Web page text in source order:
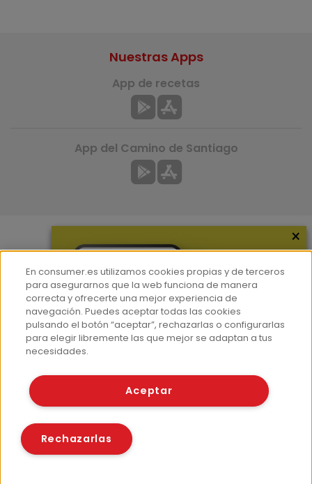
Más información
¿Quiénes somos?
Hemeroteca
Contacto
Prensa
Nuestras Apps
App de recetas
App del Camino de Santiago
© Fundación EROSKI
Aviso legal
Políticas de cookies
×
En consumer.es utilizamos cookies propias y de terceros
para asegurarnos que la web funciona de manera
correcta y ofrecerte una mejor experiencia de
navegación. Puedes aceptar todas las cookies
pulsando el botón “aceptar”, rechazarlas o configurarlas
para elegir libremente las que mejor se adaptan a tus
necesidades.
Aceptar
Rechazarlas